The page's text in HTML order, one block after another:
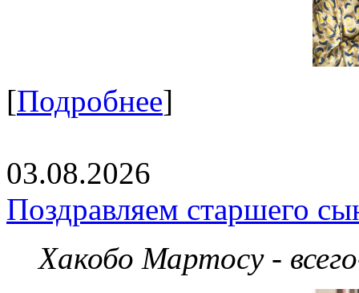
[Подробнее]
03.08.2026
Поздравляем старшего
Хакобо Мартосу -